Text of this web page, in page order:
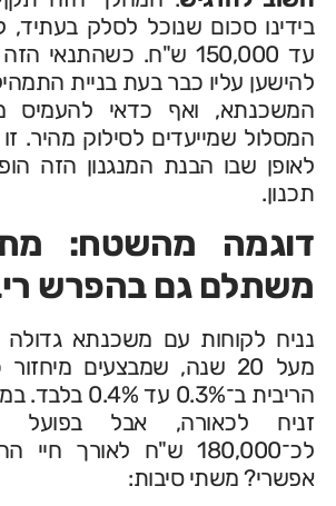
עד 150,000 ש"ח.
להישען עליו כבר בעת בניית
המשכנתא, ואף כדאי להעמיס
המסלול שמייעדים לסילוק מהיר.
לאופן שבו הבנת המנגנון הזה
תכנון.
דוגמה מהשטח:
משתלם גם בהפרש
נניח לקוחות עם משכנתא גדולה
מעל 20 שנה, שמבצעים
הריבית ב־0.3%
זניח לכאורה, אבל בפועל
לכ־180,000 ש"ח לאורך
אפשרי? משתי סיבות: